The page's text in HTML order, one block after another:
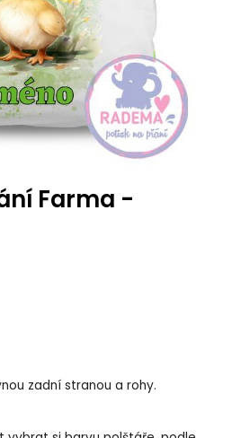
Farma -
zadní stranou a rohy.